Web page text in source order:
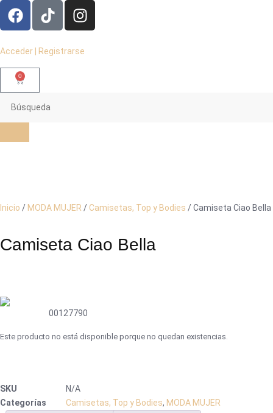
Acceder | Registrarse
0
Inicio / MODA MUJER /Camisetas, Top y Bodies / Camiseta Ciao Bella
Camiseta Ciao Bella
00127790
Este producto no está disponible porque no quedan existencias.
SKU
N/A
Categorías
Camisetas, Top y Bodies, MODA MUJER